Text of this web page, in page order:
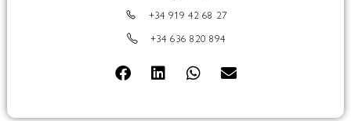
+34 919 42 68 27
+34 636 820 894